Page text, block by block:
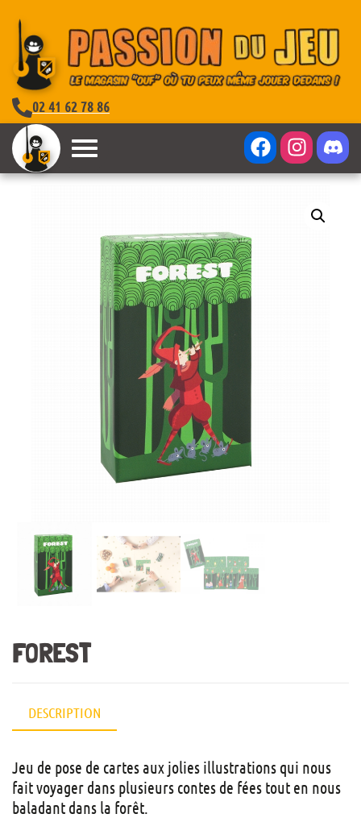
02 41 62 78 86
FOREST
DESCRIPTION
Jeu de pose de cartes aux jolies illustrations qui nous
fait voyager dans plusieurs contes de fées tout en nous
baladant dans la forêt.